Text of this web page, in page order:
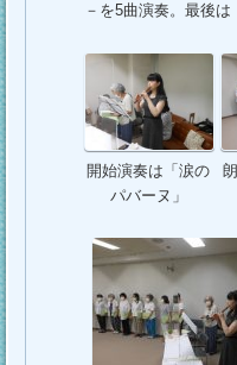
－を5曲演奏。最後は
開始演奏は「涙の
パバーヌ」